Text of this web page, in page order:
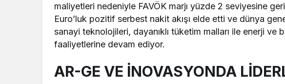
maliyetleri nedeniyle FAVÖK marjı yüzde 2 seviyesine
Euro’luk pozitif serbest nakit akışı elde etti ve dünya
sanayi teknolojileri, dayanıklı tüketim malları ile enerji ve
faaliyetlerine devam ediyor.
AR-GE VE İNOVASYONDA